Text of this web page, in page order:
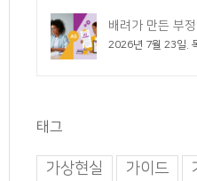
배려가 만든 부
2026년 7월 23일.
태그
가상현실 가이드